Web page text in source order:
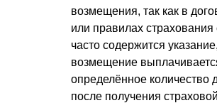
возмещения, так как в
или правилах страхования
часто содержится
возмещение
определённое количество
после получения страховой